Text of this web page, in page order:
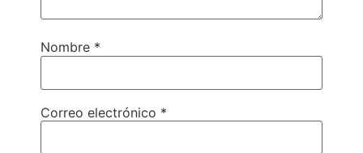
Nombre *
Correo electrónico *